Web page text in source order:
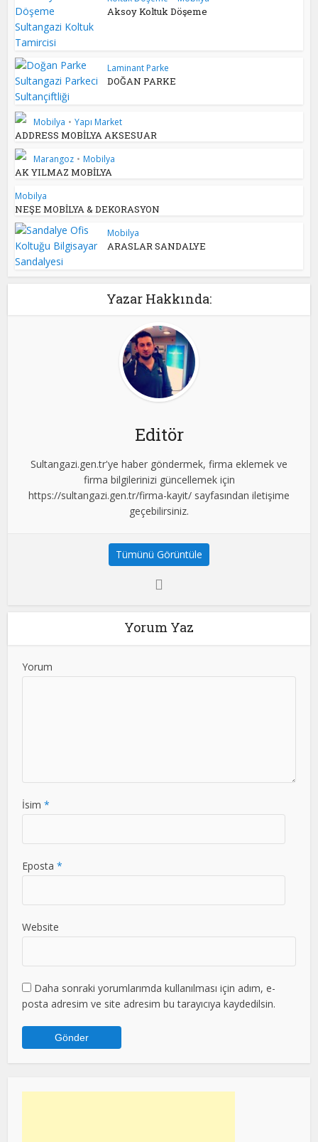
Aksoy Koltuk Döşeme
Laminant Parke
DOĞAN PARKE
Mobilya • Yapı Market
ADDRESS MOBİLYA AKSESUAR
Marangoz • Mobilya
AK YILMAZ MOBİLYA
Mobilya
NEŞE MOBİLYA & DEKORASYON
Mobilya
ARASLAR SANDALYE
Yazar Hakkında:
Editör
Sultangazi.gen.tr'ye haber göndermek, firma eklemek ve
firma bilgilerinizi güncellemek için
https://sultangazi.gen.tr/firma-kayit/ sayfasından iletişime
geçebilirsiniz.
Tümünü Görüntüle
Yorum Yaz
Yorum
İsim *
Eposta *
Website
Daha sonraki yorumlarımda kullanılması için adım, e-
posta adresim ve site adresim bu tarayıcıya kaydedilsin.